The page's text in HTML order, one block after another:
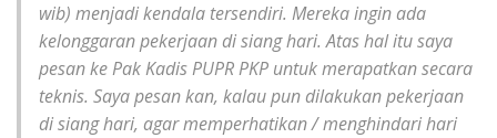
wib) menjadi kendala tersendiri. Mereka ingin ada
kelonggaran pekerjaan di siang hari. Atas hal itu saya
pesan ke Pak Kadis PUPR PKP untuk merapatkan secara
teknis. Saya pesan kan, kalau pun dilakukan pekerjaan
di siang hari, agar memperhatikan / menghindari hari